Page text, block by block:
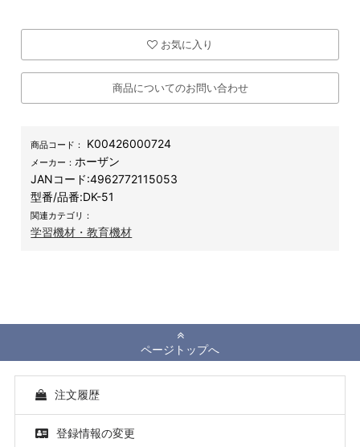
お気に入り
商品についてのお問い合わせ
商品コード： K00426000724
メーカー：ホーザン
JANコード:4962772115053
型番/品番:DK-51
関連カテゴリ：
学習機材・教育機材
ページトップへ
注文履歴
登録情報の変更